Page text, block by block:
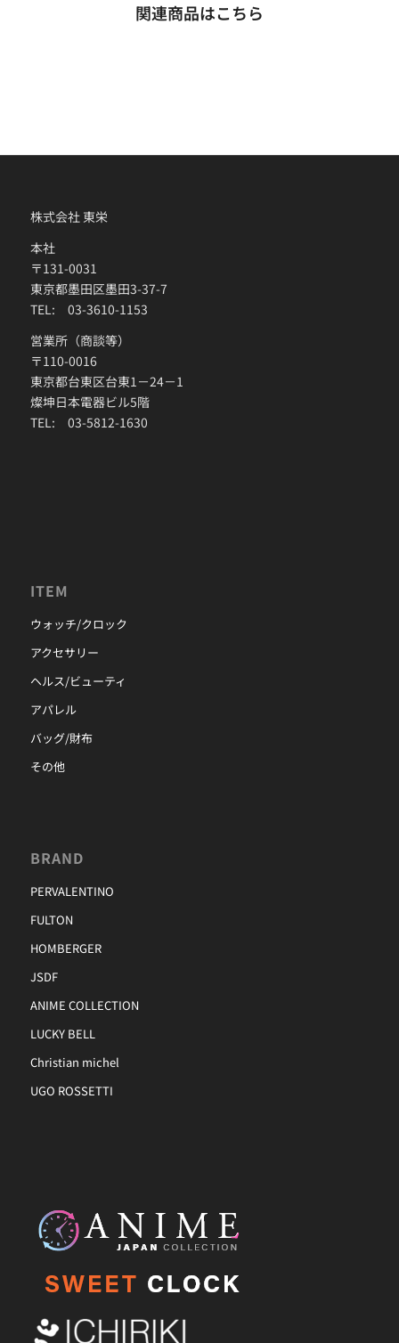
関連商品はこちら
株式会社 東栄
本社
〒131-0031
東京都墨田区墨田3-37-7
TEL: 03-3610-1153
営業所（商談等）
〒110-0016
東京都台東区台東1－24－1
燦坤日本電器ビル5階
TEL: 03-5812-1630
ITEM
ウォッチ/クロック
アクセサリー
ヘルス/ビューティ
アパレル
バッグ/財布
その他
BRAND
PERVALENTINO
FULTON
HOMBERGER
JSDF
ANIME COLLECTION
LUCKY BELL
Christian michel
UGO ROSSETTI